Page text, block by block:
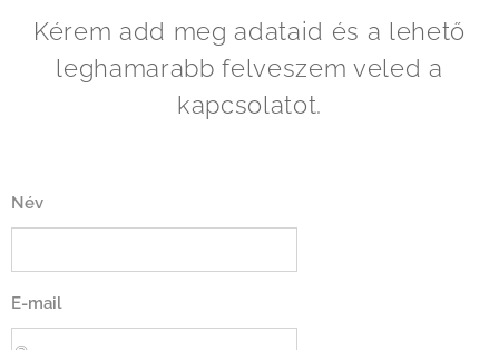
Kérem add meg adataid és a lehető
leghamarabb felveszem veled a
kapcsolatot.
Név
E-mail